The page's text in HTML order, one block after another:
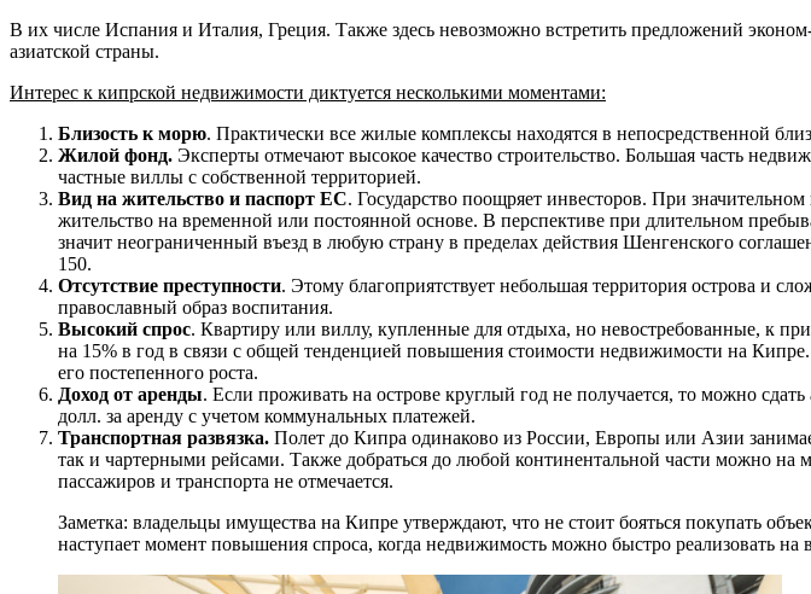
В их числе Испания и Италия, Греция. Также здесь невозможно встретить предложений
азиатской страны.
Интерес к кипрской недвижимости диктуется несколькими моментами:
Близость к морю. Практически все жилые комплексы находятся в непосредственной
Жилой фонд. Эксперты отмечают высокое качество строительство. Большая часть
частные виллы с собственной территорией.
Вид на жительство и паспорт ЕС. Государство поощряет инвесторов. При
жительство на временной или постоянной основе. В перспективе при длительном
значит неограниченный въезд в любую страну в пределах действия Шенгенского
150.
Отсутствие преступности. Этому благоприятствует небольшая территория острова и
православный образ воспитания.
Высокий спрос. Квартиру или виллу, купленные для отдыха, но невостребованные, к
на 15% в год в связи с общей тенденцией повышения стоимости недвижимости на
его постепенного роста.
Доход от аренды. Если проживать на острове круглый год не получается, то можно
долл. за аренду с учетом коммунальных платежей.
Транспортная развязка. Полет до Кипра одинаково из России, Европы или Азии
так и чартерными рейсами. Также добраться до любой континентальной части можно
пассажиров и транспорта не отмечается.
Заметка: владельцы имущества на Кипре утверждают, что не стоит бояться покупать
наступает момент повышения спроса, когда недвижимость можно быстро реализовать на